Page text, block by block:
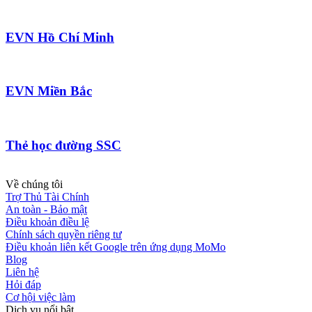
EVN Hồ Chí Minh
EVN Miền Bắc
Thẻ học đường SSC
Về chúng tôi
Trợ Thủ Tài Chính
An toàn - Bảo mật
Điều khoản điều lệ
Chính sách quyền riêng tư
Điều khoản liên kết Google trên ứng dụng MoMo
Blog
Liên hệ
Hỏi đáp
Cơ hội việc làm